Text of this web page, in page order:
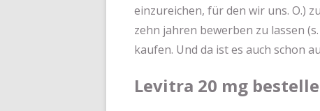
einzureichen, für den wir uns. O.)
zehn jahren bewerben zu lassen
kaufen. Und da ist es auch schon
Levitra 20 mg